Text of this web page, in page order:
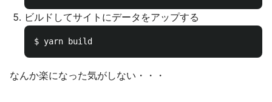
ビルドしてサイトにデータをアップする
なんか楽になった気がしない・・・